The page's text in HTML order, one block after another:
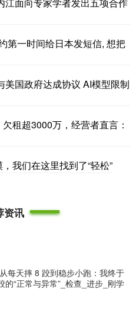
江面向专家学者发出五项合作
第一时间给日本发短信, 想把
国政府达成协议 AI模型限制
租超3000万，经营者直言：
我们在这里找到了“轻松”
资讯
每天摔 8 跤到稳步小跑：我终于
的“正常与异常”_检查_进步_刚学